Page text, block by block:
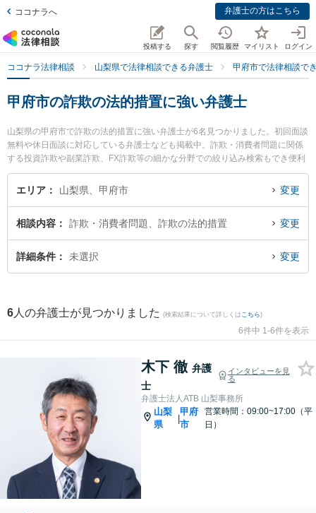
ココナラへ 弁護士の方はこちら
投稿する 探す 閲覧履歴 マイリスト ログイン
ココナラ法律相談 山梨県で法律相談できる弁護士 甲府市で法律相談で
甲府市の詐欺の法的措置に強い弁護士
山梨県の甲府市で詐欺の法的措置に強い弁護士が6名見つかりました。初回面談
無料や休日面談に対応している弁護士なども掲載中。詐欺・消費者問題に関係
する投資詐欺や副業詐欺、FX詐欺等の細かな分野での絞り込み検索もでき便利
です。特に弁護士法人ATB 山梨事務所の木下 徹弁護士や丹澤法律事務所の丹澤
明主実弁護士、舞鶴法律事務所の斉藤 圭弁護士のプロフィール情報や弁護士費
ル解決の実績豊富な近くの弁護士を検索したい』『初回相談無料で詐欺の法的
措置を法律相談できる甲府市内の弁護士に相談予約したい』などでお困りの相
談者さんにおすすめです。
エリア 山梨県、甲府市 変更
相談内容 詐欺・消費者問題、詐欺の法的措置 変更
詳細条件 未選択 変更
6 人の弁護士が見つかりました (検索結果について詳しくは こちら)
6件中 1-6件を表示
木下 徹 弁護
士
インタビューを見
る
弁護士法人ATB 山梨事務所
山梨
県
|
甲府
市
営業時間：09:00~17:00（平
日）